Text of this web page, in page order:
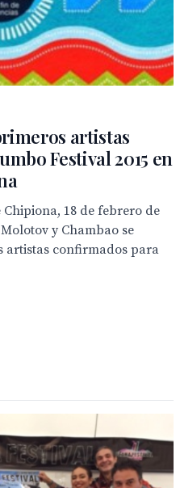
artistas
Festival 2015 en
18 de febrero de
y Chambao se
artistas confirmados para